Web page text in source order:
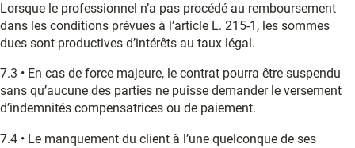
Lorsque le professionnel n’a pas procédé au remboursement
dans les conditions prévues à l’article L. 215-1, les sommes
dues sont productives d’intérêts au taux légal.
7.3 • En cas de force majeure, le contrat pourra être suspendu
sans qu’aucune des parties ne puisse demander le versement
d’indemnités compensatrices ou de paiement.
7.4 • Le manquement du client à l’une quelconque de ses